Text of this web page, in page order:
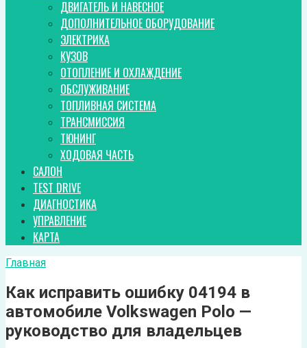
ДВИГАТЕЛЬ И НАВЕСНОЕ
ДОПОЛНИТЕЛЬНОЕ ОБОРУДОВАНИЕ
ЭЛЕКТРИКА
КУЗОВ
ОТОПЛЕНИЕ И ОХЛАЖДЕНИЕ
ОБСЛУЖИВАНИЕ
ТОПЛИВНАЯ СИСТЕМА
ТРАНСМИССИЯ
ТЮНИНГ
ХОДОВАЯ ЧАСТЬ
САЛОН
TEST DRIVE
ДИАГНОСТИКА
УПРАВЛЕНИЕ
КАРТА
Главная
Как исправить ошибку 04194 в
автомобиле Volkswagen Polo —
руководство для владельцев